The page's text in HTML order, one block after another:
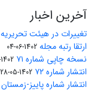
آخرین اخبار
تغییرات در هیئت تحریریه
ارتقا رتبه مجله 1402-06-04
نسخه چاپی شماره ۷۱ 1402-05-28
انتشار شماره ۷۲ 1402-05-28
انتشار شماره پاییز-زمستان ۱۴۰۱